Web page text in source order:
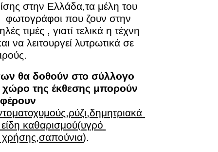
στην Ελλάδα,τα μέλη του
φωτογράφοι που ζουν στην
τιμές , γιατί τελικά η τέχνη
να λειτουργεί λυτρωτικά σε
θα δοθούν στο σύλλογο
χώρο της έκθεσης μπορούν
καθαρισμού(υγρό
χρήσης,σαπούνια).